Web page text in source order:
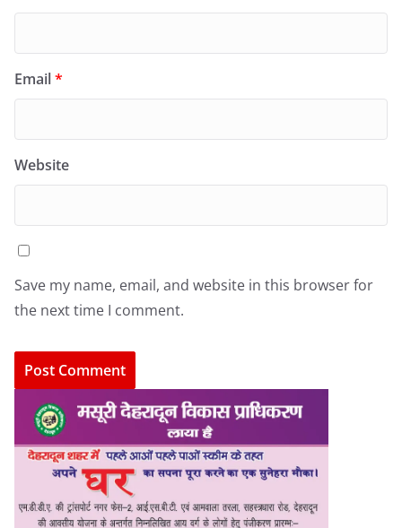
Email*
Website
Save my name, email, and website in this browser for
the next time I comment.